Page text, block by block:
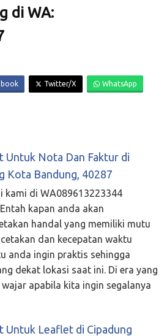
di WA:
Twitter/X WhatsApp
Untuk Nota Dan Faktur di
Kota Bandung, 40287
kami di WA089613223344
kapan anda akan
handal yang memiliki mutu
dan kecepatan waktu
anda ingin praktis sehingga
dekat lokasi saat ini. Di era yang
apabila kita ingin segalanya
Untuk Leaflet di Cipadung